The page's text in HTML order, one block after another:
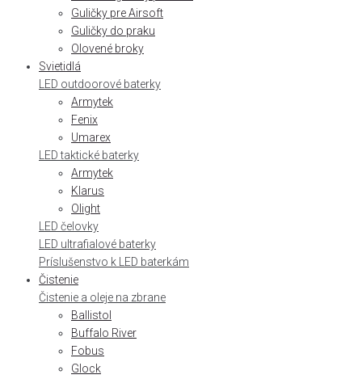
Guličky pre Airsoft
Guličky do praku
Olovené broky
Svietidlá
LED outdoorové baterky
Armytek
Fenix
Umarex
LED taktické baterky
Armytek
Klarus
Olight
LED čelovky
LED ultrafialové baterky
Príslušenstvo k LED baterkám
Čistenie
Čistenie a oleje na zbrane
Ballistol
Buffalo River
Fobus
Glock